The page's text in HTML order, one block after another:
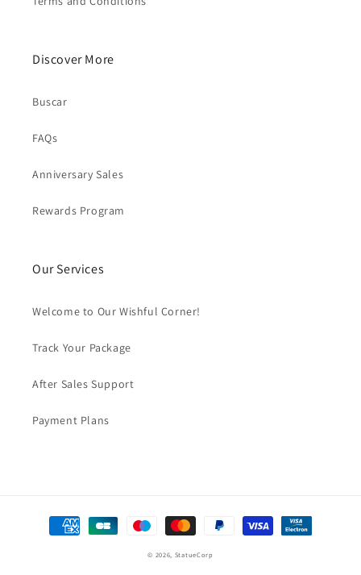
Discover More
Buscar
FAQs
Anniversary Sales
Rewards Program
Our Services
Welcome to Our Wishful Corner!
Track Your Package
After Sales Support
Payment Plans
Formas
de
© 2026, StatueCorp